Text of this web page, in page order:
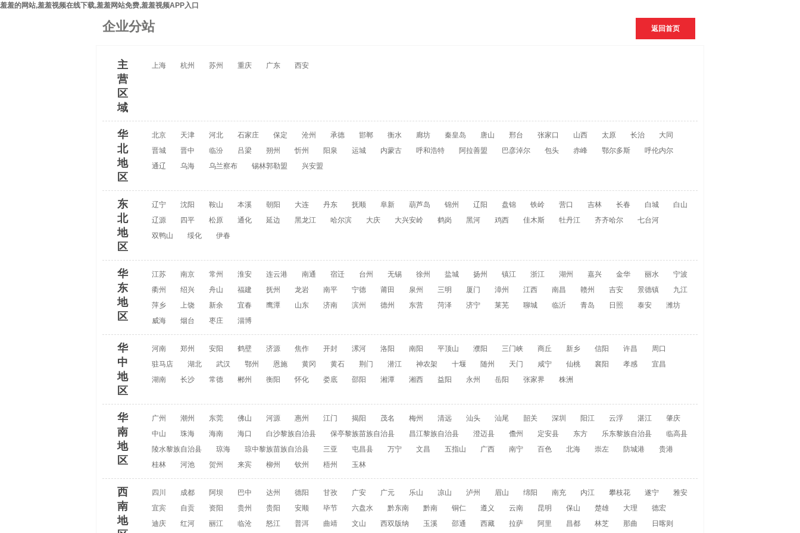
羞羞的网站,羞羞视频在线下载,羞羞网站免费,羞羞视频APP入口
企业分站 返回首页
主
营
区
域
上海 杭州 苏州 重庆 广东 西安
华
北
地
区
北京 天津 河北 石家庄 保定 沧州 承德 邯郸 衡水 廊坊 秦皇岛 唐山 邢台 张家口 山西 太原 长治
大同
晋城
晋中 临汾 吕梁 朔州 忻州 阳泉 运城 内蒙古 呼和浩特 阿拉善盟 巴彦淖尔 包头 赤峰 鄂尔多斯
呼伦内尔
通辽
乌海 乌兰察布 锡林郭勒盟 兴安盟
东
北
地
区
辽宁 沈阳 鞍山 本溪 朝阳 大连 丹东 抚顺 阜新 葫芦岛 锦州 辽阳 盘锦 铁岭 营口 吉林 长春 白城
白山
辽源
四平 松原 通化 延边 黑龙江 哈尔滨 大庆 大兴安岭 鹤岗 黑河 鸡西 佳木斯 牡丹江 齐齐哈尔
七台河
双鸭山
绥化 伊春
华
东
地
区
江苏 南京 常州 淮安 连云港 南通 宿迁 台州 无锡 徐州 盐城 扬州 镇江 浙江 湖州 嘉兴 金华 丽水
宁波
衢州
绍兴 舟山 福建 抚州 龙岩 南平 宁德 莆田 泉州 三明 厦门 漳州 江西 南昌 赣州 吉安 景德镇
九江
萍乡
上饶 新余 宜春 鹰潭 山东 济南 滨州 德州 东营 菏泽 济宁 莱芜 聊城 临沂 青岛 日照 泰安
潍坊
威海
烟台 枣庄 淄博
华
中
地
区
河南 郑州 安阳 鹤壁 济源 焦作 开封 漯河 洛阳 南阳 平顶山 濮阳 三门峡 商丘 新乡 信阳 许昌
周口
驻马店
湖北 武汉 鄂州 恩施 黄冈 黄石 荆门 潜江 神农架 十堰 随州 天门 咸宁 仙桃 襄阳 孝感
宜昌
湖南
长沙 常德 郴州 衡阳 怀化 娄底 邵阳 湘潭 湘西 益阳 永州 岳阳 张家界 株洲
华
南
地
区
广州 潮州 东莞 佛山 河源 惠州 江门 揭阳 茂名 梅州 清远 汕头 汕尾 韶关 深圳 阳江 云浮 湛江
肇庆
中山
珠海 海南 海口 白沙黎族自治县 保亭黎族苗族自治县 昌江黎族自治县 澄迈县 儋州 定安县 东方 乐东黎族自治县
临高县
陵水黎族自治县
琼海 琼中黎族苗族自治县 三亚 屯昌县 万宁 文昌 五指山 广西 南宁 百色 北海 崇左 防城港
贵港
桂林
河池 贺州 来宾 柳州 钦州 梧州 玉林
西
南
地
四川 成都 阿坝 巴中 达州 德阳 甘孜 广安 广元 乐山 凉山 泸州 眉山 绵阳 南充 内江 攀枝花 遂宁
雅安
宜宾
自贡 资阳 贵州 贵阳 安顺 毕节 六盘水 黔东南 黔南 铜仁 遵义 云南 昆明 保山 楚雄 大理
德宏
迪庆
红河 丽江 临沧 怒江 普洱 曲靖 文山 西双版纳 玉溪 邵通 西藏 拉萨 阿里 昌都 林芝 那曲 日喀则